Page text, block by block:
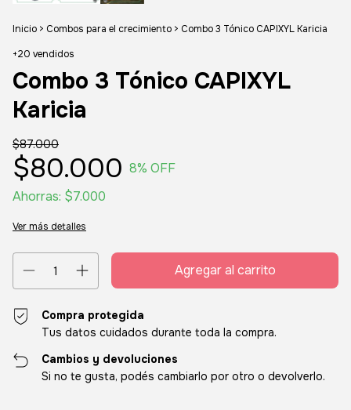
Inicio > Combos para el crecimiento > Combo 3 Tónico CAPIXYL Karicia
+20 vendidos
Combo 3 Tónico CAPIXYL
Karicia
$87.000
$80.000 8% OFF
Ahorras: $7.000
Ver más detalles
Compra protegida
Tus datos cuidados durante toda la compra.
Cambios y devoluciones
Si no te gusta, podés cambiarlo por otro o devolverlo.